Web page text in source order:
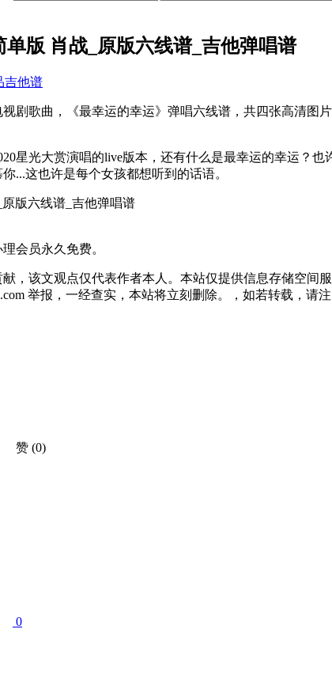
版 肖战_原版六线谱_吉他弹唱谱
吉他谱
剧歌曲，《最幸运的幸运》弹唱六线谱，共四张高清图
星光大赏演唱的live版本，还有什么是最幸运的幸运？
...这也许是每个女孩都想听到的话语。
会员永久免费。
，该文观点仅代表作者本人。本站仅提供信息存储空
举报，一经查实，本站将立刻删除。，如若转载，请
赞 (0)
0